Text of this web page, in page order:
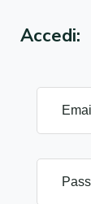
Accedi: